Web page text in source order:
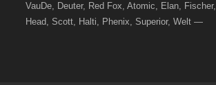
VauDe, Deuter, Red Fox, Atomic, Elan, Fischer,
Head, Scott, Halti, Phenix, Superior, Welt —